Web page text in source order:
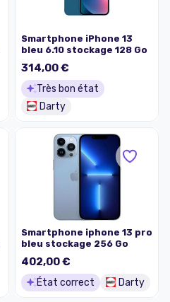
Smartphone iPhone 13
bleu 6.10 stockage 128 Go
314,00 €
Très bon état
Darty
Smartphone iphone 13 pro
bleu stockage 256 Go
402,00 €
État correct Darty